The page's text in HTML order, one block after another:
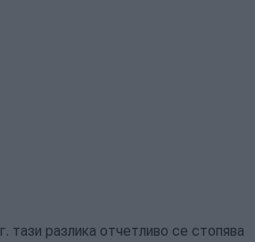
тази разлика отчетливо се стопява